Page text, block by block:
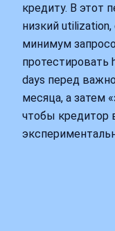
кредиту. В этот
низкий
минимум
протестировать
days перед
месяца, а затем
чтобы кредитор